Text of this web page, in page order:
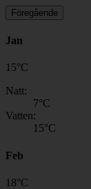
Föregående
Jan
15°C
Natt:
7°C
Vatten:
15°C
Feb
18°C